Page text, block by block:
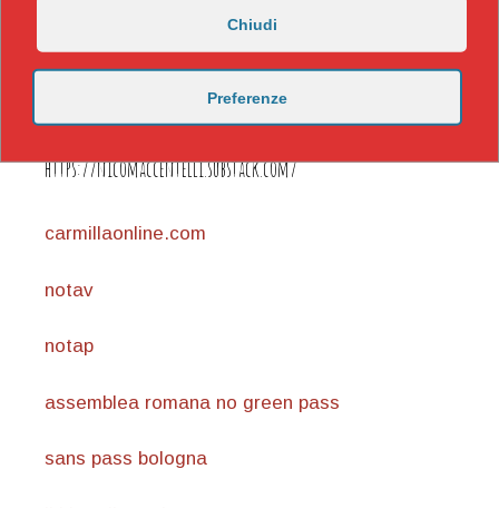
https://nicomaccentelli.substack.com/
carmillaonline.com
notav
notap
assemblea romana no green pass
sans pass bologna
Chiudi
Preferenze